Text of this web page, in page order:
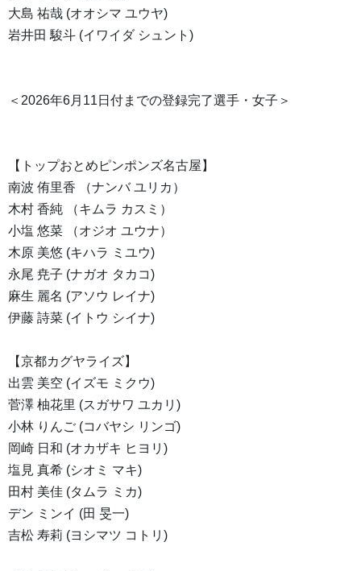
大島 祐哉 (オオシマ ユウヤ)
岩井田 駿斗 (イワイダ シュント)
＜2026年6月11日付までの登録完了選手・女子＞
【トップおとめピンポンズ名古屋】
南波 侑里香 （ナンバ ユリカ）
木村 香純 （キムラ カスミ）
小塩 悠菜 （オジオ ユウナ）
木原 美悠 (キハラ ミユウ)
永尾 尭子 (ナガオ タカコ)
麻生 麗名 (アソウ レイナ)
伊藤 詩菜 (イトウ シイナ)
【京都カグヤライズ】
出雲 美空 (イズモ ミクウ)
菅澤 柚花里 (スガサワ ユカリ)
小林 りんご (コバヤシ リンゴ)
岡崎 日和 (オカザキ ヒヨリ)
塩見 真希 (シオミ マキ)
田村 美佳 (タムラ ミカ)
デン ミンイ (田 旻一)
吉松 寿莉 (ヨシマツ コトリ)